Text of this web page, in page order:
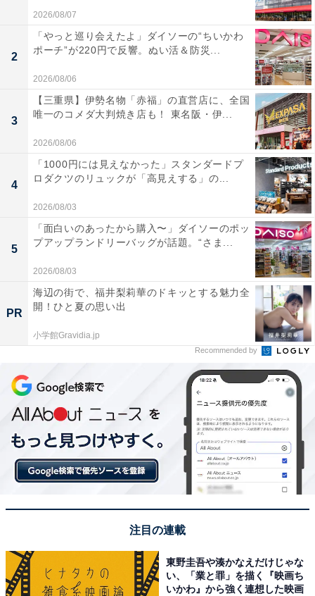
2026/08/07
2
「やっと巡り会えたよ」ダイソーの“ちいかわ
ポーチ”が220円で反響。ぬい活＆防災...
2026/08/06
3
【三重県】伊勢名物「赤福」の直営店に、全国
唯一のコメダ大判焼き店も！ 東名阪・伊...
2026/08/06
4
「1000円には見えなかった」スタンダードプ
ロダクツのリュックが「高見えする」の...
2026/08/03
5
「面白いのあったから購入〜」ダイソーのポッ
プアップランドリーバッグが話題。“さま...
2026/08/03
PR
海辺の街で、福井梨莉華のドキッとする魅力全
開！ひと夏の思い出
小学館Gravidia.jp
Recommended by
注目の連載
東野圭吾や湊かなえだけじゃな
い、「業と罪」を描く『映画ち
いかわ』から強く連想した映画